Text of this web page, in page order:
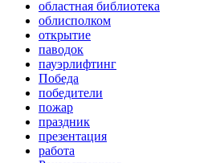
областная библиотека
облисполком
открытие
паводок
пауэрлифтинг
Победа
победители
пожар
праздник
презентация
работа